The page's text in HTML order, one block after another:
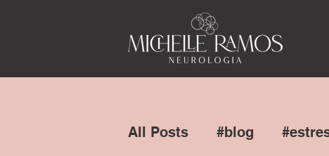
All Posts #blog